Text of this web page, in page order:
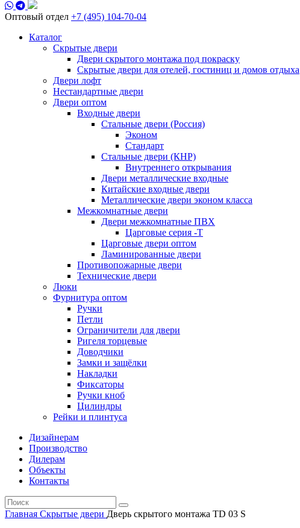
Оптовый отдел +7 (495) 104-70-04
Каталог
Скрытые двери
Двери скрытого монтажа под покраску
Скрытые двери для отелей, гостиниц и домов отдыха
Двери лофт
Нестандартные двери
Двери оптом
Входные двери
Стальные двери (Россия)
Эконом
Стандарт
Стальные двери (КНР)
Внутреннего открывания
Двери металлические входные
Китайские входные двери
Металлические двери эконом класса
Межкомнатные двери
Двери межкомнатные ПВХ
Царговые серия -Т
Царговые двери оптом
Ламинированные двери
Противопожарные двери
Технические двери
Люки
Фурнитура оптом
Ручки
Петли
Ограничители для двери
Ригеля торцевые
Доводчики
Замки и защёлки
Накладки
Фиксаторы
Ручки кноб
Цилиндры
Рейки и плинтуса
Дизайнерам
Производство
Дилерам
Объекты
Контакты
Главная Скрытые двери Дверь скрытого монтажа TD 03 S